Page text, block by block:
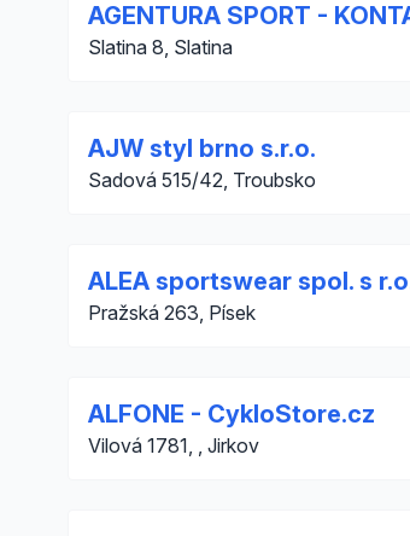
AGENTURA SPORT -
Slatina 8, Slatina
AJW styl brno s.r.o.
Sadová 515/42, Troubsko
ALEA sportswear spol. s
Pražská 263, Písek
ALFONE - CykloStore.cz
Vilová 1781, , Jirkov